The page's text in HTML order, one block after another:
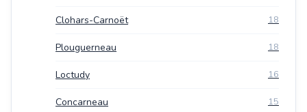
Clohars-Carnoët 18
Plouguerneau 18
Loctudy 16
Concarneau 15